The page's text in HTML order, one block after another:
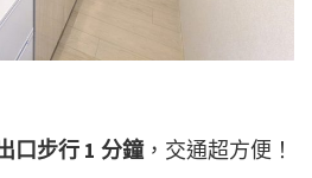
口步行 1 分鐘，交通超方便！